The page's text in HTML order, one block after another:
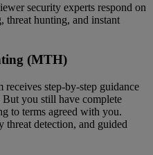
security experts respond on
threat hunting, and instant
(MTH)
step-by-step guidance
you still have complete
to terms agreed with you.
detection, and guided